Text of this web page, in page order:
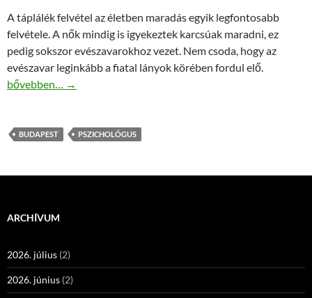
A táplálék felvétel az életben maradás egyik legfontosabb
felvétele. A nők mindig is igyekeztek karcsúak maradni, ez
pedig sokszor evészavarokhoz vezet. Nem csoda, hogy az
evészavar leginkább a fiatal lányok körében fordul elő.
Evészavar pszichológus Budapest belvárosában
bővebben… →
BUDAPEST PSZICHOLÓGUS
ARCHÍVUM
2026. július (2)
2026. június (2)